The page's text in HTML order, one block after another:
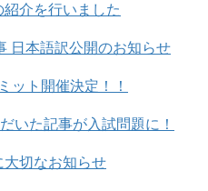
介を行いました
日本語訳公開のお知らせ
ット開催決定！！
いた記事が入試問題に！
切なお知らせ